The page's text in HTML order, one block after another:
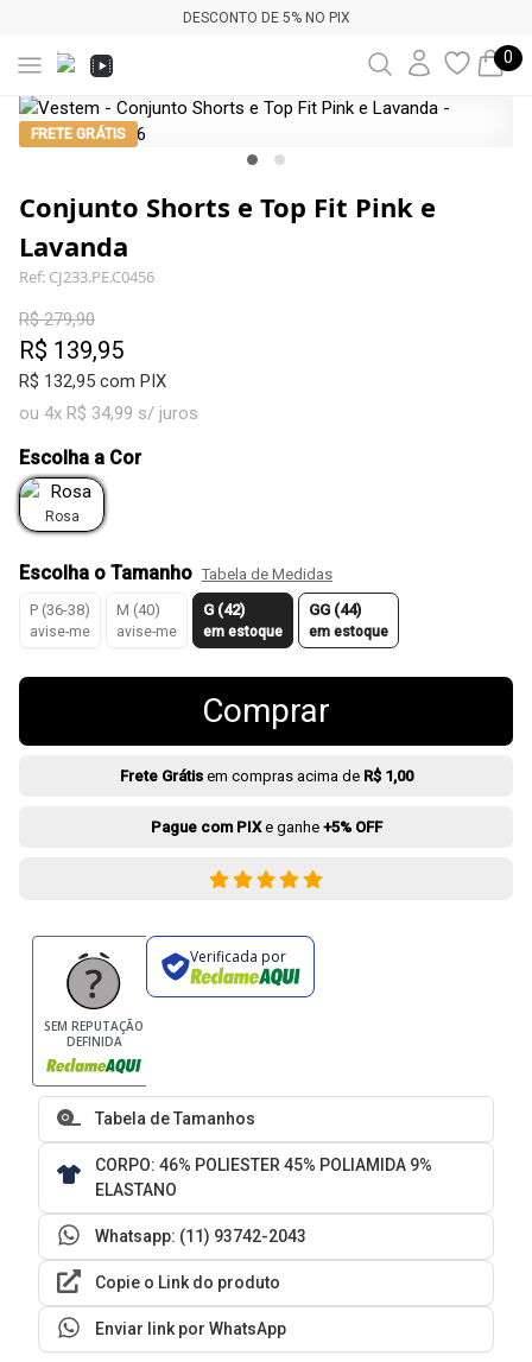
DESCONTO DE 5% NO PIX
0
FRETE GRÁTIS
Conjunto Shorts e Top Fit Pink e
Lavanda
Ref: CJ233.PE.C0456
R$ 279,90
R$ 139,95
R$ 132,95 com PIX
ou 4x R$ 34,99 s/ juros
Escolha a Cor
Rosa
Escolha o Tamanho Tabela de Medidas
P (36-38)
avise-me
M (40)
avise-me
G (42)
em estoque
GG (44)
em estoque
Comprar
Frete Grátisem compras acima de R$ 1,00
Pague com PIXe ganhe +5% OFF
SEM REPUTAÇÃO
DEFINIDA
Verificada por
Tabela de Tamanhos
CORPO: 46% POLIESTER 45% POLIAMIDA 9%
ELASTANO
Whatsapp: (11) 93742-2043
Copie o Link do produto
Enviar link por WhatsApp